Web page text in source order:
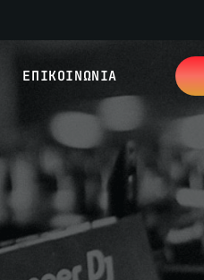
ΕΠΙΚΟΙΝΩΝΙΑ